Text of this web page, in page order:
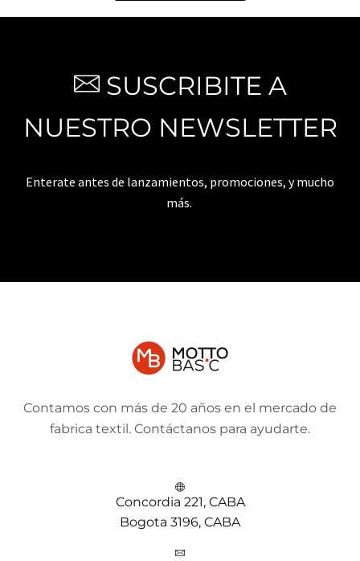
SUSCRIBITE A
NUESTRO NEWSLETTER
Enterate antes de lanzamientos, promociones, y mucho
más.
Contamos con más de 20 años en el mercado de
fabrica textil. Contáctanos para ayudarte.
Concordia 221, CABA
Bogota 3196, CABA